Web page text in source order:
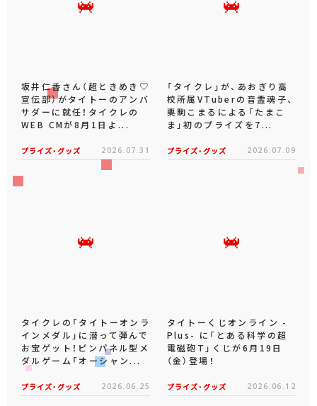
坂井仁香さん（超ときめき♡
宣伝部）がタイトーのアンバ
サダーに就任！タイクレの
WEB CMが8月1日よ...
プライズ・グッズ 2026.07.31
「タイクレ」が、あおぎり高
校所属VTuberの音霊魂子、
栗駒こまるによる「たまこ
ま」初のプライズを7...
プライズ・グッズ 2026.07.09
タイクレの「タイトーオンラ
インメダル」に潜って弾んで
お宝ゲット！ピンパネル型メ
ダルゲーム「オーシャン...
プライズ・グッズ 2026.06.25
タイトーくじオンライン -
Plus- に「とある科学の超
電磁砲T」くじが6月19日
（金）登場！
プライズ・グッズ 2026.06.12